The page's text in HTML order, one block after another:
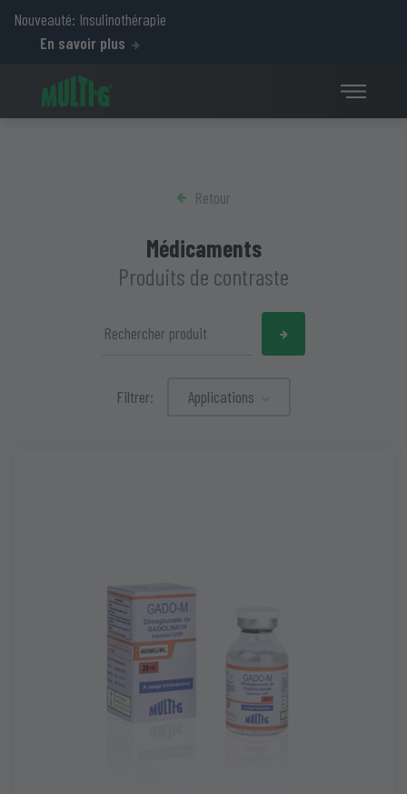
Nouveauté: Insulinothérapie
En savoir plus
Retour
Médicaments
Produits de contraste
Filtrer: Applications